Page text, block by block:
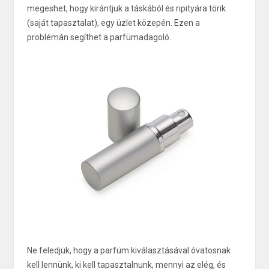
megeshet, hogy kirántjuk a táskából és ripityára törik
(saját tapasztalat), egy üzlet közepén. Ezen a
problémán segíthet a parfümadagoló.
Ne feledjük, hogy a parfüm kiválasztásával óvatosnak
kell lennünk, ki kell tapasztalnunk, mennyi az elég, és